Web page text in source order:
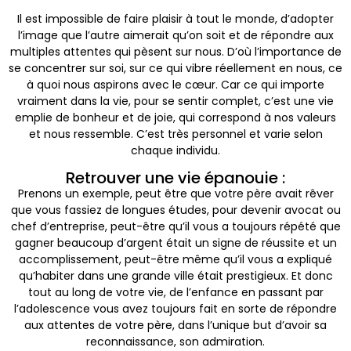
Il est impossible de faire plaisir à tout le monde, d’adopter
l’image que l’autre aimerait qu’on soit et de répondre aux
multiples attentes qui pèsent sur nous. D’où l’importance de
se concentrer sur soi, sur ce qui vibre réellement en nous, ce
à quoi nous aspirons avec le cœur. Car ce qui importe
vraiment dans la vie, pour se sentir complet, c’est une vie
emplie de bonheur et de joie, qui correspond à nos valeurs
et nous ressemble. C’est très personnel et varie selon
chaque individu.
Retrouver une vie épanouie :
Prenons un exemple, peut être que votre père avait rêver
que vous fassiez de longues études, pour devenir avocat ou
chef d’entreprise, peut-être qu’il vous a toujours répété que
gagner beaucoup d’argent était un signe de réussite et un
accomplissement, peut-être même qu’il vous a expliqué
qu’habiter dans une grande ville était prestigieux. Et donc
tout au long de votre vie, de l’enfance en passant par
l’adolescence vous avez toujours fait en sorte de répondre
aux attentes de votre père, dans l’unique but d’avoir sa
reconnaissance, son admiration.